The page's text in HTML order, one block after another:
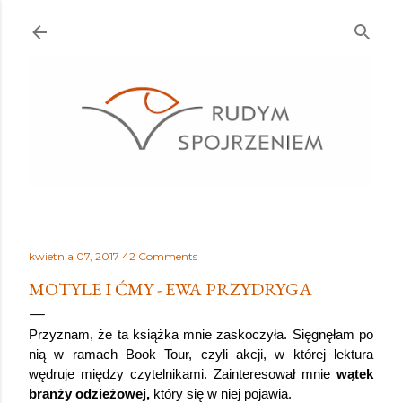
kwietnia 07, 2017 42 Comments
MOTYLE I ĆMY - EWA PRZYDRYGA
Przyznam, że ta książka mnie zaskoczyła. Sięgnęłam po
nią w ramach Book Tour, czyli akcji, w której lektura
wędruje między czytelnikami. Zainteresował mnie wątek
branży odzieżowej, który się w niej pojawia.